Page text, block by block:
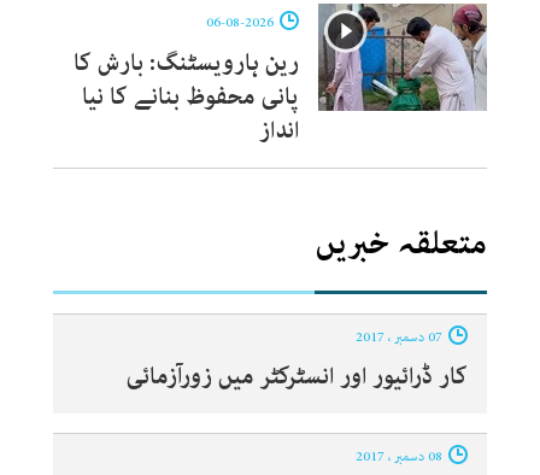
رین ہارویسٹنگ: بارش کا
پانی محفوظ بنانے کا نیا
انداز
متعلقہ خبریں
کار ڈرائیور اور انسٹرکٹر میں زورآزمائی